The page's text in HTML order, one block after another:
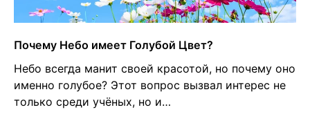
Почему Небо имеет Голубой Цвет?
Небо всегда манит своей красотой, но почему оно
именно голубое? Этот вопрос вызвал интерес не
только среди учёных, но и…